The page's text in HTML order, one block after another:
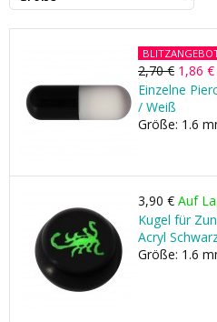
2,70 € 1,86 €
Einzelne
/ Weiß
Größe: 1.6
3,90 € Auf
Kugel für
Acryl
Größe: 1.6